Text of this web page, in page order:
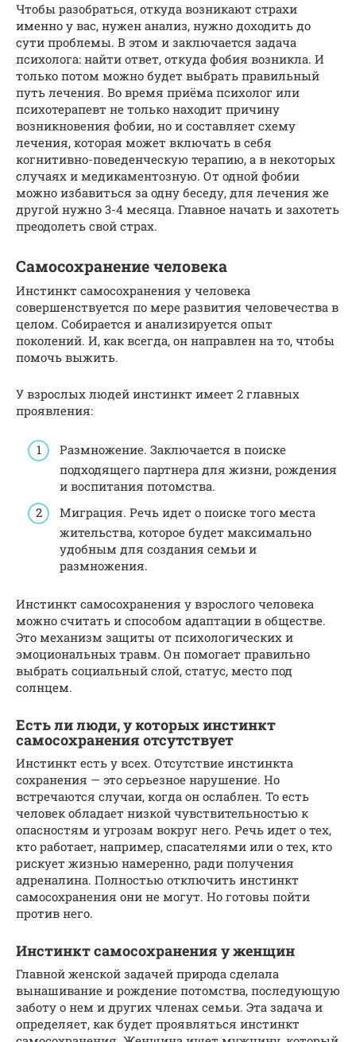
Чтобы разобраться, откуда возникают страхи
именно у вас, нужен анализ, нужно доходить до
сути проблемы. В этом и заключается задача
психолога: найти ответ, откуда фобия возникла. И
только потом можно будет выбрать правильный
путь лечения. Во время приёма психолог или
психотерапевт не только находит причину
возникновения фобии, но и составляет схему
лечения, которая может включать в себя
когнитивно-поведенческую терапию, а в некоторых
случаях и медикаментозную. От одной фобии
можно избавиться за одну беседу, для лечения же
другой нужно 3-4 месяца. Главное начать и захотеть
преодолеть свой страх.
Самосохранение человека
Инстинкт самосохранения у человека
совершенствуется по мере развития человечества в
целом. Собирается и анализируется опыт
поколений. И, как всегда, он направлен на то, чтобы
помочь выжить.
У взрослых людей инстинкт имеет 2 главных
проявления:
Размножение. Заключается в поиске
подходящего партнера для жизни, рождения
и воспитания потомства.
Миграция. Речь идет о поиске того места
жительства, которое будет максимально
удобным для создания семьи и
размножения.
Инстинкт самосохранения у взрослого человека
можно считать и способом адаптации в обществе.
Это механизм защиты от психологических и
эмоциональных травм. Он помогает правильно
выбрать социальный слой, статус, место под
солнцем.
Есть ли люди, у которых инстинкт
самосохранения отсутствует
Инстинкт есть у всех. Отсутствие инстинкта
сохранения — это серьезное нарушение. Но
встречаются случаи, когда он ослаблен. То есть
человек обладает низкой чувствительностью к
опасностям и угрозам вокруг него. Речь идет о тех,
кто работает, например, спасателями или о тех, кто
рискует жизнью намеренно, ради получения
адреналина. Полностью отключить инстинкт
самосохранения они не могут. Но готовы пойти
против него.
Инстинкт самосохранения у женщин
Главной женской задачей природа сделала
вынашивание и рождение потомства, последующую
заботу о нем и других членах семьи. Эта задача и
определяет, как будет проявляться инстинкт